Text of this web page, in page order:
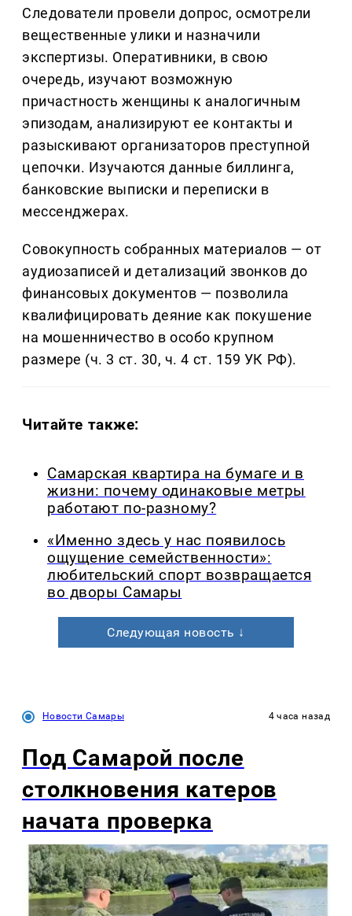
Следователи провели допрос, осмотрели
вещественные улики и назначили
экспертизы. Оперативники, в свою
очередь, изучают возможную
причастность женщины к аналогичным
эпизодам, анализируют ее контакты и
разыскивают организаторов преступной
цепочки. Изучаются данные биллинга,
банковские выписки и переписки в
мессенджерах.
Совокупность собранных материалов — от
аудиозаписей и детализаций звонков до
финансовых документов — позволила
квалифицировать деяние как покушение
на мошенничество в особо крупном
размере (ч. 3 ст. 30, ч. 4 ст. 159 УК РФ).
Читайте также:
Самарская квартира на бумаге и в
жизни: почему одинаковые метры
работают по-разному?
«Именно здесь у нас появилось
ощущение семейственности»:
любительский спорт возвращается
во дворы Самары
Следующая новость ↓
Новости Самары 4 часа назад
Под Самарой после
столкновения катеров
начата проверка